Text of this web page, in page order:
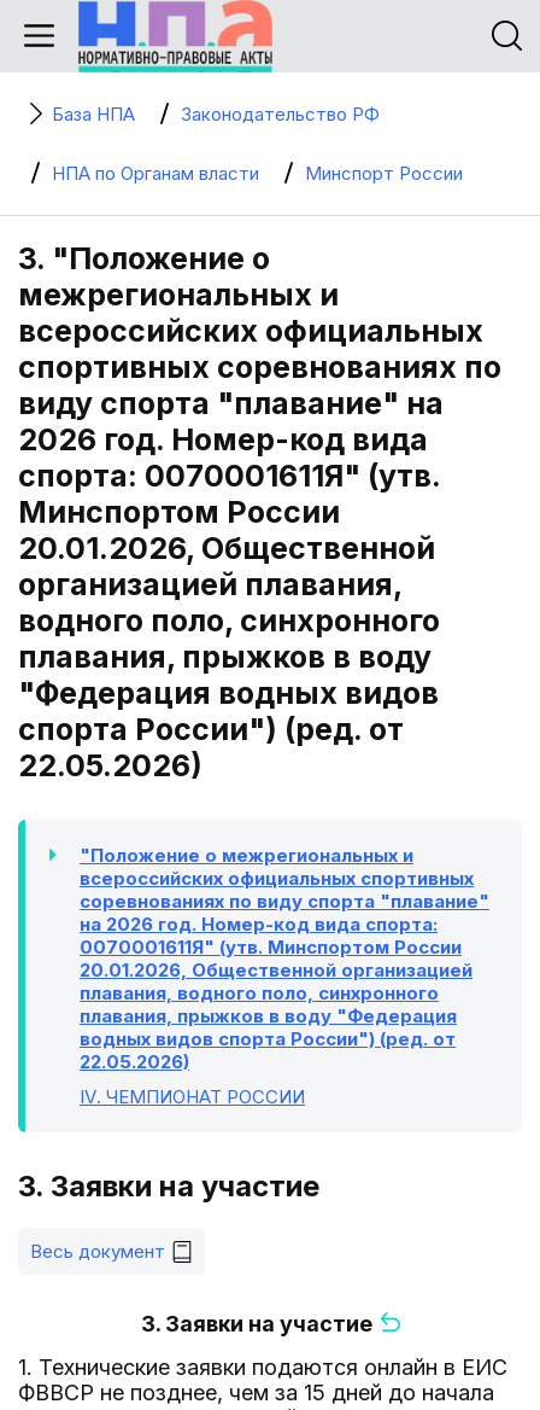
База НПА Законодательство РФ
НПА по Органам власти Минспорт России
3. "Положение о
межрегиональных и
всероссийских официальных
спортивных соревнованиях по
виду спорта "плавание" на
2026 год. Номер-код вида
спорта: 0070001611Я" (утв.
Минспортом России
20.01.2026, Общественной
организацией плавания,
водного поло, синхронного
плавания, прыжков в воду
"Федерация водных видов
спорта России") (ред. от
22.05.2026)
"Положение о межрегиональных и
всероссийских официальных спортивных
соревнованиях по виду спорта "плавание"
на 2026 год. Номер-код вида спорта:
0070001611Я" (утв. Минспортом России
20.01.2026, Общественной организацией
плавания, водного поло, синхронного
плавания, прыжков в воду "Федерация
водных видов спорта России") (ред. от
22.05.2026)
IV. ЧЕМПИОНАТ РОССИИ
3. Заявки на участие
Весь документ
3. Заявки на участие
1. Технические заявки подаются онлайн в ЕИС
ФВВСР не позднее, чем за 15 дней до начала